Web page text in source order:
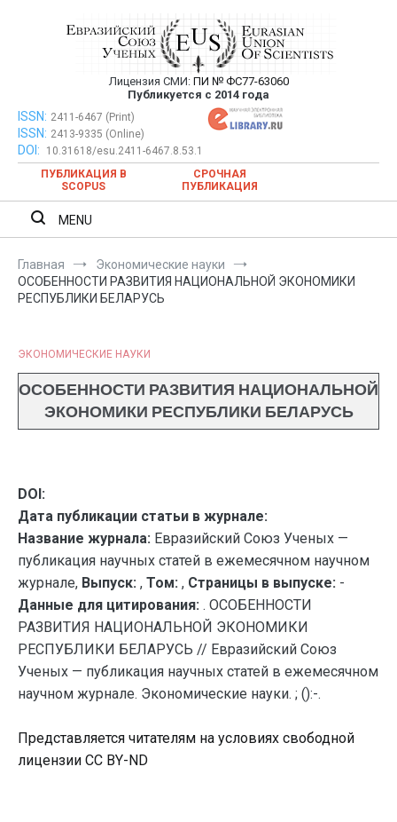
Евразийский Союз Ученых —
публикация научных статей в
ежемесячном научном журнале
Лицензия СМИ: ПИ № ФС77-63060
Публикуется с 2014 года
Евразийский Союз Ученых — публикация научных статей в
ежемесячном научном журнале
ISSN: 2411-6467 (Print)
ISSN: 2413-9335 (Online)
DOI:
10.31618/esu.2411-6467.8.53.1
ПУБЛИКАЦИЯ В
SCOPUS
СРОЧНАЯ
ПУБЛИКАЦИЯ
MENU
Главная
Экономические науки
ОСОБЕННОСТИ РАЗВИТИЯ НАЦИОНАЛЬНОЙ ЭКОНОМИКИ
РЕСПУБЛИКИ БЕЛАРУСЬ
ЭКОНОМИЧЕСКИЕ НАУКИ
ОСОБЕННОСТИ РАЗВИТИЯ НАЦИОНАЛЬНОЙ
ЭКОНОМИКИ РЕСПУБЛИКИ БЕЛАРУСЬ
DOI:
Дата публикации статьи в журнале:
Название журнала: Евразийский Союз Ученых —
публикация научных статей в ежемесячном научном
журнале, Выпуск: , Том: , Страницы в выпуске: -
Данные для цитирования: . ОСОБЕННОСТИ
РАЗВИТИЯ НАЦИОНАЛЬНОЙ ЭКОНОМИКИ
РЕСПУБЛИКИ БЕЛАРУСЬ // Евразийский Союз
Ученых — публикация научных статей в ежемесячном
научном журнале. Экономические науки. ; ():-.
Представляется читателям на условиях свободной
лицензии CC BY-ND